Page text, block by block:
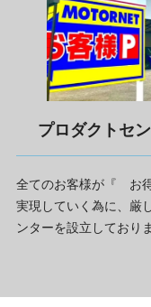
プロダクトセ
全てのお客様が『 お
実現していく為に、厳
ンターを設立しており